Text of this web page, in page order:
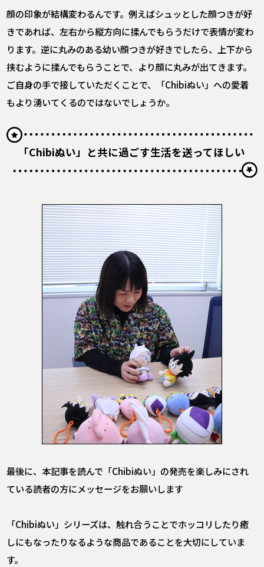
顔の印象が結構変わるんです。例えばシュッとした顔つきが好
きであれば、左右から縦方向に揉んでもらうだけで表情が変わ
ります。逆に丸みのある幼い顔つきが好きでしたら、上下から
挟むように揉んでもらうことで、より顔に丸みが出てきます。
ご自身の手で接していただくことで、「Chibiぬい」への愛着
もより湧いてくるのではないでしょうか。
「Chibiぬい」と共に過ごす生活を送ってほしい
――最後に、本記事を読んで「Chibiぬい」の発売を楽しみにされ
ている読者の方にメッセージをお願いします
「Chibiぬい」シリーズは、触れ合うことでホッコリしたり癒
しにもなったりなるような商品であることを大切にしていま
す。